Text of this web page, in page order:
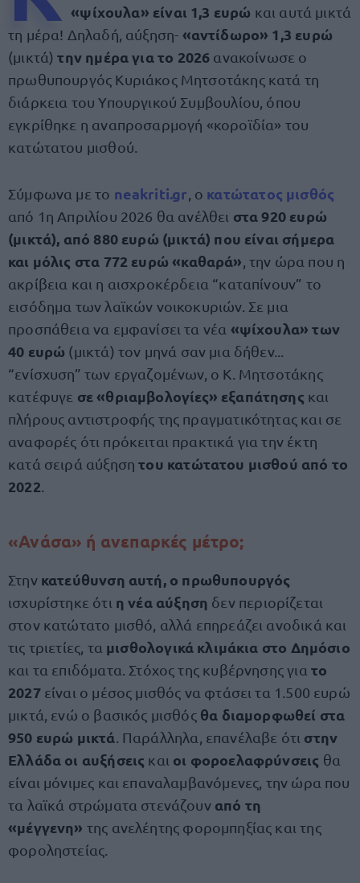
«ψίχουλα» είναι 1,3 ευρώ και αυτά μικτά
τη μέρα! Δηλαδή, αύξηση- «αντίδωρο» 1,3 ευρώ
(μικτά)την ημέρα για το 2026 ανακοίνωσε ο
πρωθυπουργός Κυριάκος Μητσοτάκης κατά τη
διάρκεια του Υπουργικού Συμβουλίου, όπου
εγκρίθηκε η αναπροσαρμογή «κοροϊδία» του
κατώτατου μισθού.
Σύμφωνα με το neakriti.gr , ο κατώτατος μισθός
από 1η Απριλίου 2026 θα ανέλθει στα 920 ευρώ
(μικτά), από 880 ευρώ (μικτά) που είναι σήμερα
και μόλις στα 772 ευρώ «καθαρά» , την ώρα που η
ακρίβεια και η αισχροκέρδεια “καταπίνουν” το
εισόδημα των λαϊκών νοικοκυριών. Σε μια
προσπάθεια να εμφανίσει τα νέα «ψίχουλα» των
40 ευρώ (μικτά) τον μηνά σαν μια δήθεν...
“ενίσχυση” των εργαζομένων, ο Κ. Μητσοτάκης
κατέφυγε σε «θριαμβολογίες» εξαπάτησης και
πλήρους αντιστροφής της πραγματικότητας και σε
αναφορές ότι πρόκειται πρακτικά για την έκτη
κατά σειρά αύξησητου κατώτατου μισθού από το
2022
«Ανάσα» ή ανεπαρκές μέτρο;
Στην κατεύθυνση αυτή, ο πρωθυπουργός
ισχυρίστηκε ότι η νέα αύξηση δεν περιορίζεται
στον κατώτατο μισθό, αλλά επηρεάζει ανοδικά και
τις τριετίες, τα μισθολογικά κλιμάκια στο Δημόσιο
και τα επιδόματα. Στόχος της κυβέρνησης για το
2027είναι ο μέσος μισθός να φτάσει τα 1.500 ευρώ
μικτά, ενώ ο βασικός μισθόςθα διαμορφωθεί στα
950 ευρώ μικτά . Παράλληλα, επανέλαβε ότι στην
Ελλάδα οι αυξήσεις και οι φοροελαφρύνσεις θα
είναι μόνιμες και επαναλαμβανόμενες, την ώρα που
τα λαϊκά στρώματα στενάζουν από τη
«μέγγενη» της ανελέητης φορομπηξίας και της
φοροληστείας.